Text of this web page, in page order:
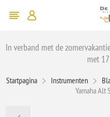
In verband met de
met
Startpagina Instrumenten
Yamaha Alt